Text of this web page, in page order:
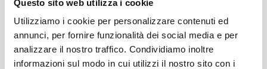
Questo sito web utilizza i cookie
Utilizziamo i cookie per personalizzare contenuti ed
annunci, per fornire funzionalità dei social media e per
analizzare il nostro traffico. Condividiamo inoltre
informazioni sul modo in cui utilizzi il nostro sito con i
POTREBBERO INTERESSARTI